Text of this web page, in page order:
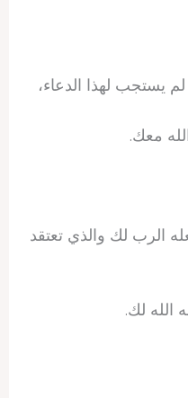
يستجب لهذا الدعاء،
معك.
الرب لك والذي تعتقد
الله لك.